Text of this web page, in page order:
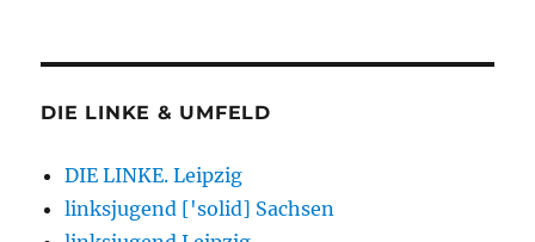
DIE LINKE & UMFELD
DIE LINKE. Leipzig
linksjugend ['solid] Sachsen